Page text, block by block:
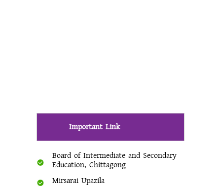
Important Link
Board of Intermediate and Secondary
Education, Chittagong
Mirsarai Upazila